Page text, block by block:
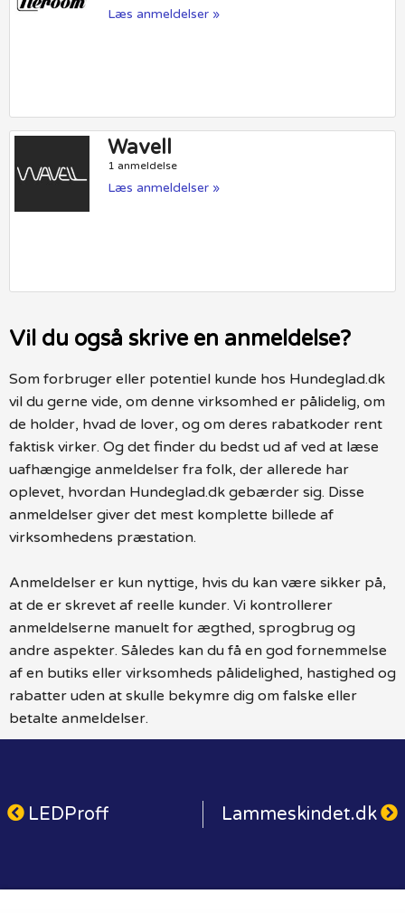
Læs anmeldelser »
Wavell
1 anmeldelse
Læs anmeldelser »
Vil du også skrive en anmeldelse?
Som forbruger eller potentiel kunde hos Hundeglad.dk
vil du gerne vide, om denne virksomhed er pålidelig, om
de holder, hvad de lover, og om deres rabatkoder rent
faktisk virker. Og det finder du bedst ud af ved at læse
uafhængige anmeldelser fra folk, der allerede har
oplevet, hvordan Hundeglad.dk gebærder sig. Disse
anmeldelser giver det mest komplette billede af
virksomhedens præstation.
Anmeldelser er kun nyttige, hvis du kan være sikker på,
at de er skrevet af reelle kunder. Vi kontrollerer
anmeldelserne manuelt for ægthed, sprogbrug og
andre aspekter. Således kan du få en god fornemmelse
af en butiks eller virksomheds pålidelighed, hastighed og
rabatter uden at skulle bekymre dig om falske eller
betalte anmeldelser.
LEDProff Lammeskindet.dk